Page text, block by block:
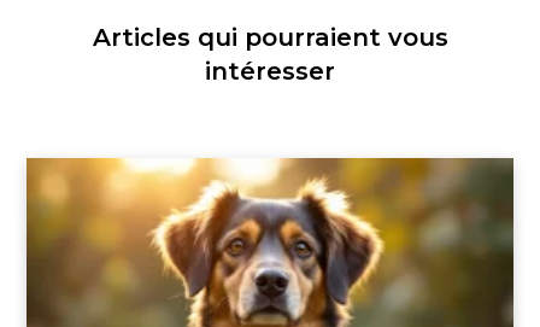
Articles qui pourraient vous
intéresser